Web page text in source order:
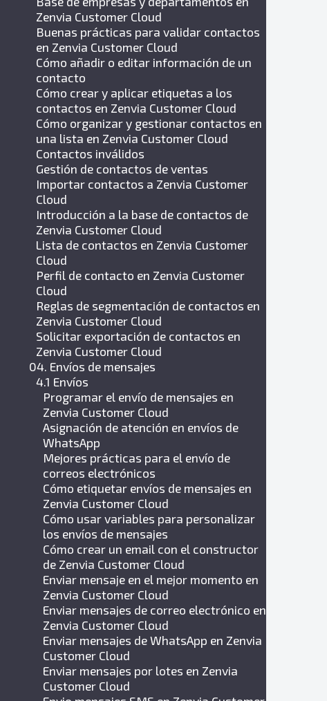
Zenvia Customer Cloud
Buenas prácticas para validar contactos
en Zenvia Customer Cloud
Cómo añadir o editar información de un
contacto
Cómo crear y aplicar etiquetas a los
contactos en Zenvia Customer Cloud
Cómo organizar y gestionar contactos en
una lista en Zenvia Customer Cloud
Contactos inválidos
Gestión de contactos de ventas
Importar contactos a Zenvia Customer
Cloud
Introducción a la base de contactos de
Zenvia Customer Cloud
Lista de contactos en Zenvia Customer
Cloud
Perfil de contacto en Zenvia Customer
Cloud
Reglas de segmentación de contactos en
Zenvia Customer Cloud
Solicitar exportación de contactos en
Zenvia Customer Cloud
04. Envíos de mensajes
4.1 Envíos
Programar el envío de mensajes en
Zenvia Customer Cloud
Asignación de atención en envíos de
WhatsApp
Mejores prácticas para el envío de
correos electrónicos
Cómo etiquetar envíos de mensajes en
Zenvia Customer Cloud
Cómo usar variables para personalizar
los envíos de mensajes
Cómo crear un email con el constructor
de Zenvia Customer Cloud
Enviar mensaje en el mejor momento en
Zenvia Customer Cloud
Enviar mensajes de correo electrónico en
Zenvia Customer Cloud
Enviar mensajes de WhatsApp en Zenvia
Customer Cloud
Enviar mensajes por lotes en Zenvia
Customer Cloud